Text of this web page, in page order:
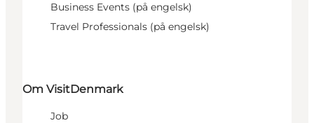
Business Events (på engelsk)
Travel Professionals (på engelsk)
Om VisitDenmark
Job